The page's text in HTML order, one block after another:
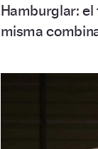
Hamburglar: el
misma